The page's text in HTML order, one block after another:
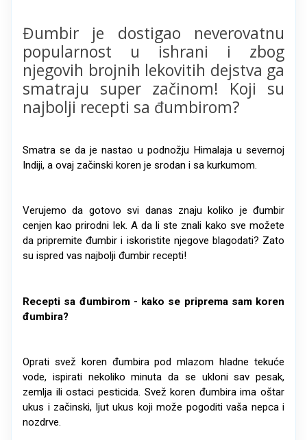
Đumbir je dostigao neverovatnu
popularnost u ishrani i zbog
njegovih brojnih lekovitih dejstva ga
smatraju super začinom! Koji su
najbolji recepti sa đumbirom?
Smatra se da je nastao u podnožju Himalaja u severnoj
Indiji, a ovaj začinski koren je srodan i sa kurkumom.
Verujemo da gotovo svi danas znaju koliko je đumbir
cenjen kao prirodni lek. A da li ste znali kako sve možete
da pripremite đumbir i iskoristite njegove blagodati? Zato
su ispred vas najbolji đumbir recepti!
Recepti sa đumbirom - kako se priprema sam koren
đumbira?
Oprati svež koren đumbira pod mlazom hladne tekuće
vode, ispirati nekoliko minuta da se ukloni sav pesak,
zemlja ili ostaci pesticida. Svež koren đumbira ima oštar
ukus i začinski, ljut ukus koji može pogoditi vaša nepca i
nozdrve.